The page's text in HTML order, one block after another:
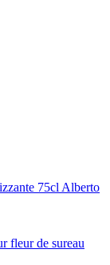
75cl Alberto
de sureau